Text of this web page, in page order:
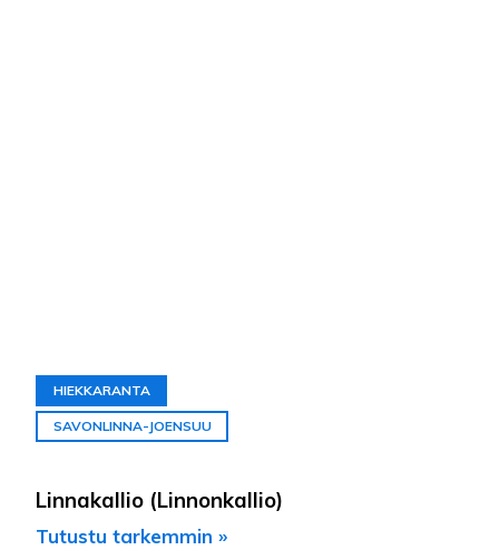
HIEKKARANTA
SAVONLINNA-JOENSUU
Linnakallio (Linnonkallio)
Tutustu tarkemmin »